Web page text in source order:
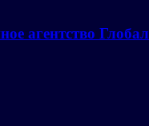
агентство